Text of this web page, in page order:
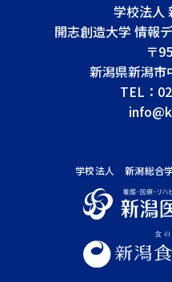
学校法人
開志創造大学 情報
〒
新潟県新潟市
TEL：
学校法人 新潟総合